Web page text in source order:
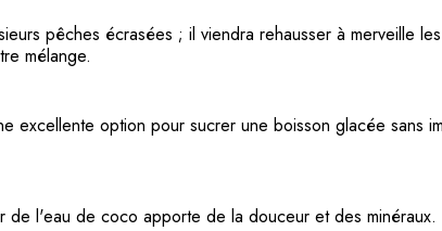
pêches écrasées ; il viendra rehausser à merveille
mélange.
excellente option pour sucrer une boisson glacée sans
de l'eau de coco apporte de la douceur et des